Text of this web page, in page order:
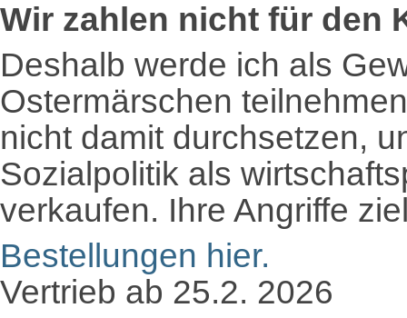
Wir zahlen nicht für den
Deshalb werde ich als
Ostermärschen
nicht damit durchsetzen,
Sozialpolitik als
verkaufen. Ihre Angriffe
Bestellungen hier.
Vertrieb ab 25.2. 2026